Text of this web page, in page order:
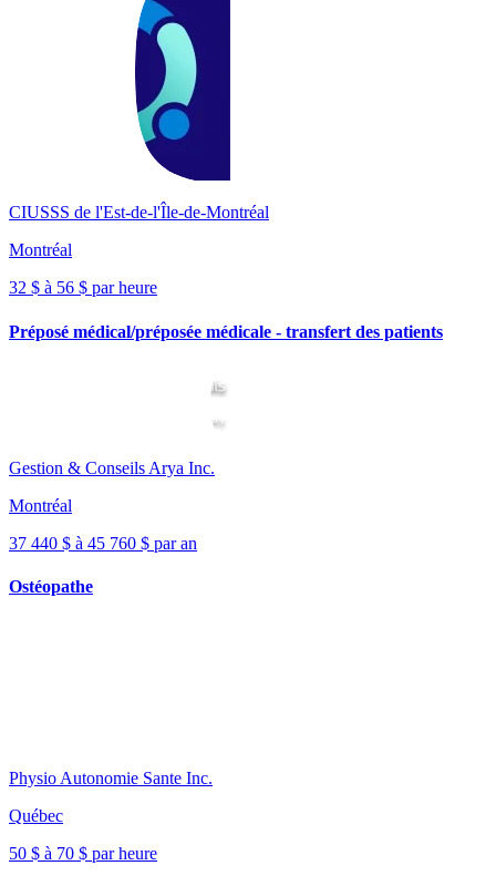
CIUSSS de l'Est-de-l'Île-de-Montréal
Montréal
32 $ à 56 $ par heure
Préposé médical/préposée médicale - transfert des patients
Gestion & Conseils Arya Inc.
Montréal
37 440 $ à 45 760 $ par an
Ostéopathe
Physio Autonomie Sante Inc.
Québec
50 $ à 70 $ par heure